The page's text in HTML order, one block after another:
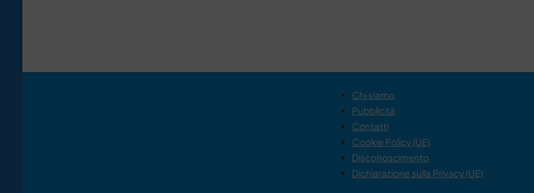
Chi siamo
Pubblicità
Contatti
Cookie Policy (UE)
Disconoscimento
Dichiarazione sulla Privacy (UE)